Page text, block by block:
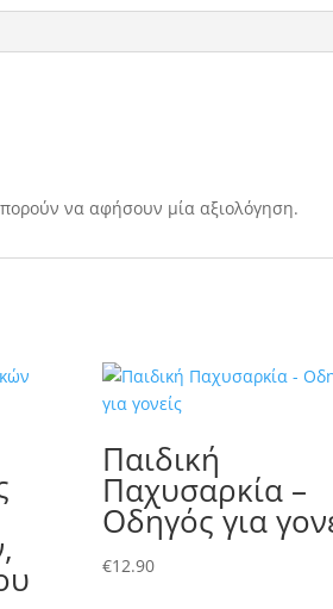
να αφήσουν μία αξιολόγηση.
Παιδική
Παχυσαρκία –
Οδηγός για
€12.90